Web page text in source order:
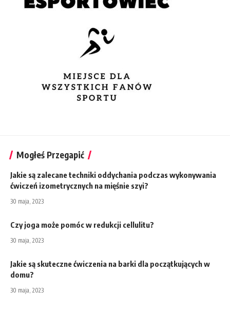
Mogłeś Przegapić
Jakie są zalecane techniki oddychania podczas wykonywania
ćwiczeń izometrycznych na mięśnie szyi?
30 maja, 2023
Czy joga może pomóc w redukcji cellulitu?
30 maja, 2023
Jakie są skuteczne ćwiczenia na barki dla początkujących w
domu?
30 maja, 2023